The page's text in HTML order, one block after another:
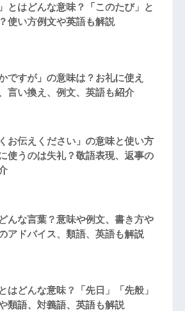
とはどんな意味？「このたび」と
使い方例文や英語も解説
ですが」の意味は？お礼に使え
言い換え、例文、英語も紹介
お伝えください」の意味と使い方
使うのは失礼？敬語表現、返事の
んな言葉？意味や例文、書き方や
アドバイス、類語、英語も解説
はどんな意味？「先日」「先般」
類語、対義語、英語も解説